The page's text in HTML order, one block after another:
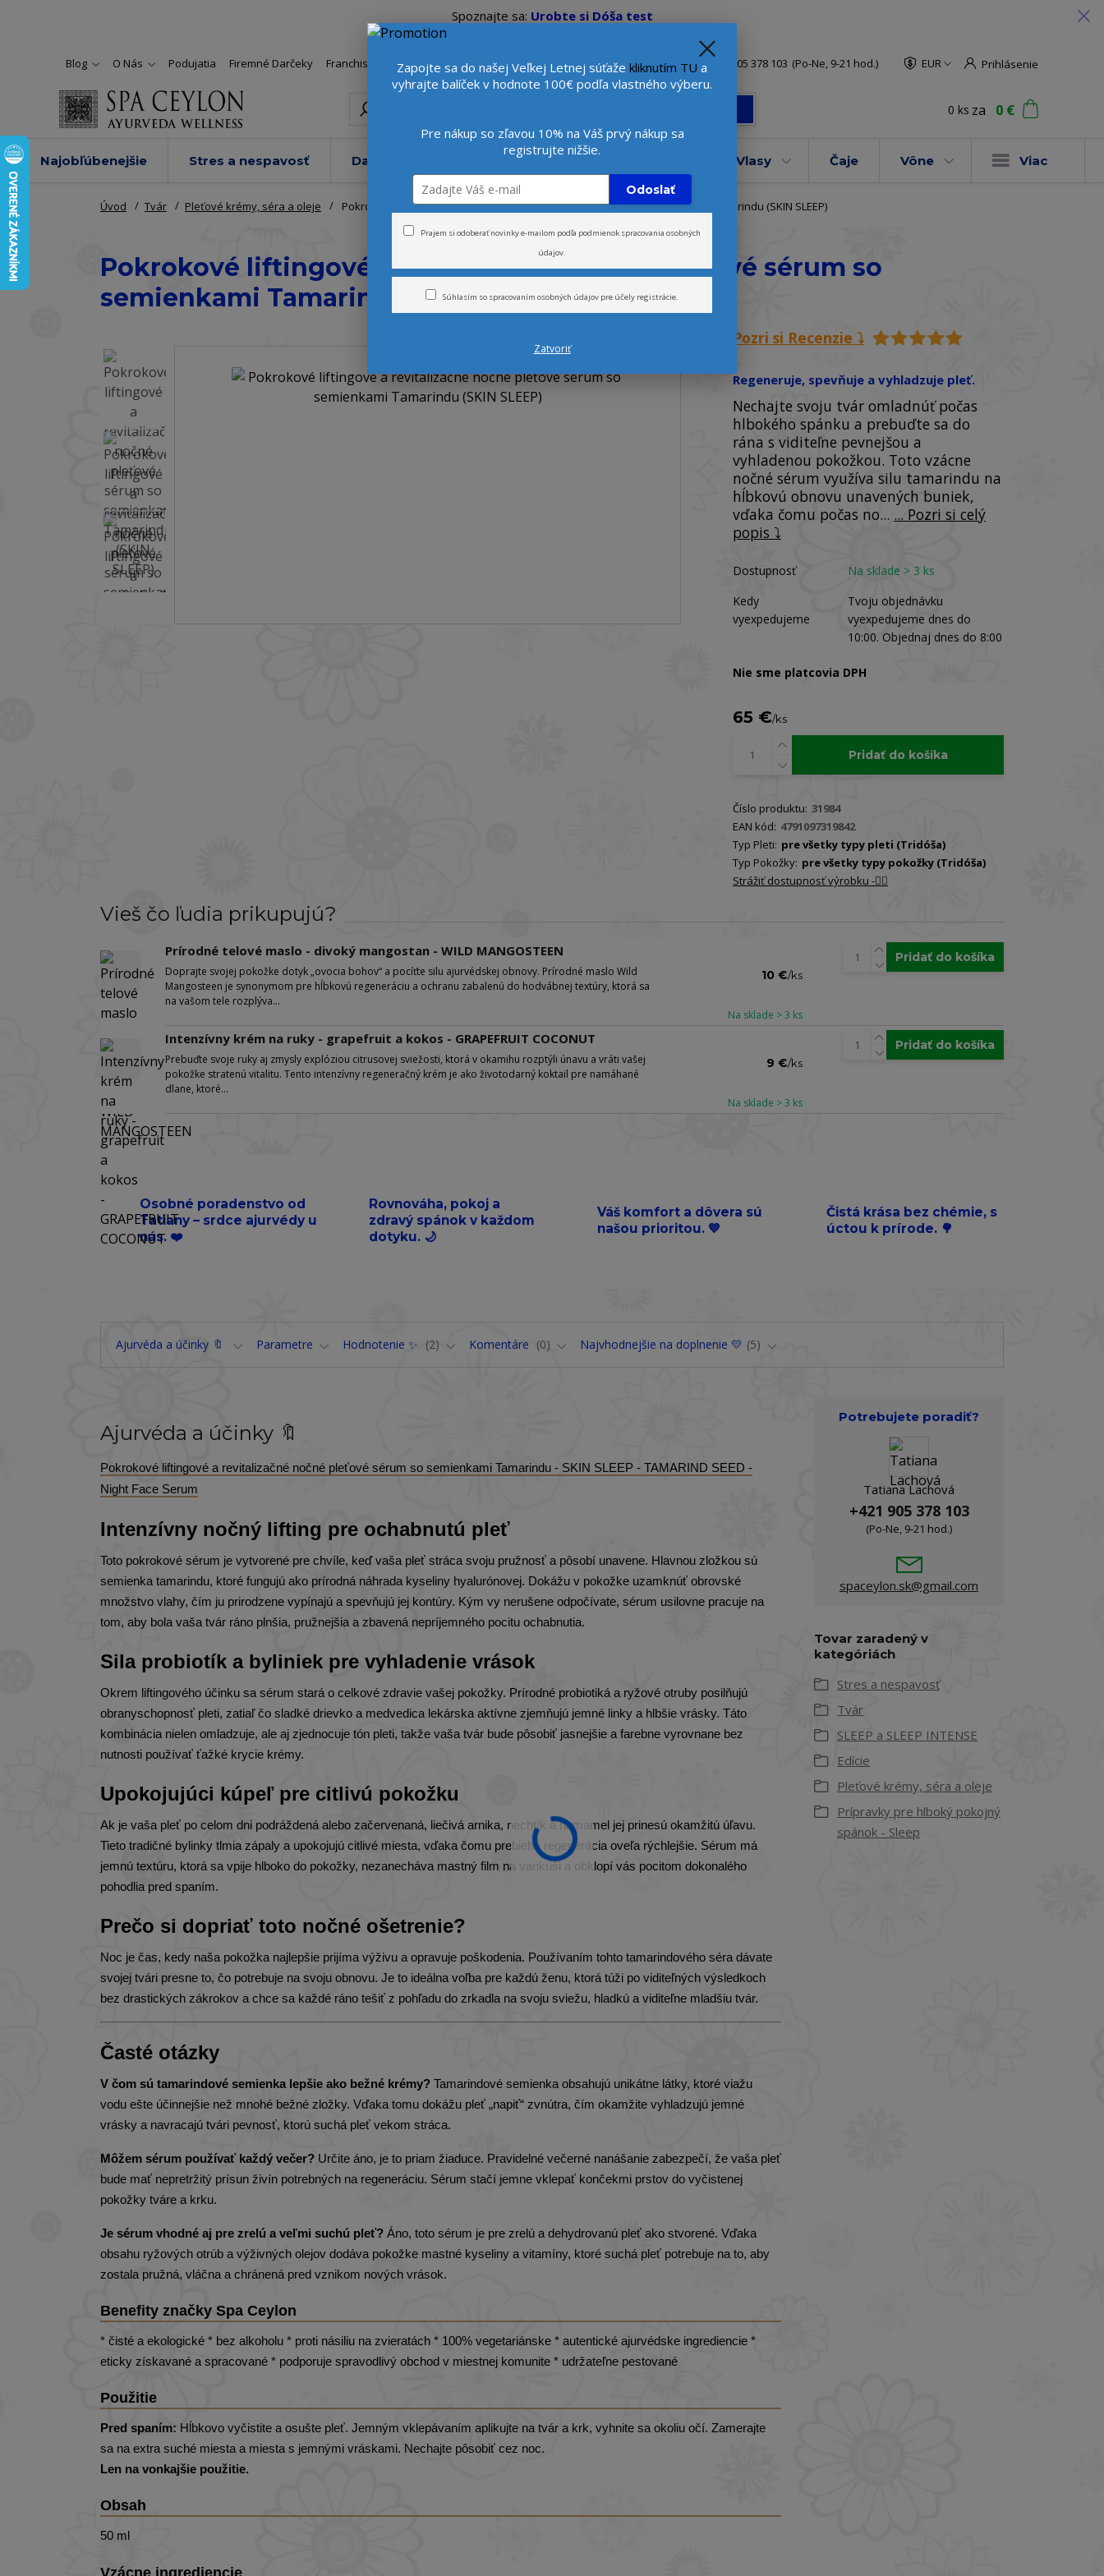
Spoznajte sa: Urobte si Dóša test
Blog O Nás Podujatia Firemné Darčeky Franchise Veľkoobchod Viac EUR Prihlásenie
Beauty konzultantka: +421 905 378 103 (Po-Ne, 9-21 hod.)
0 ks za 0 €
Najobľúbenejšie Stres a nespavosť Darčeky Novinky Tvár Vlasy Čaje Vône Viac
Úvod Tvár Pleťové krémy, séra a oleje Pokrokové liftingové a revitalizačné nočné pleťové sérum so semienkami Tamarindu (SKIN SLEEP)
Pokrokové liftingové a revitalizačné nočné pleťové sérum so
semienkami Tamarindu (SKIN SLEEP)
Pozri si Recenzie ⤵️
Regeneruje, spevňuje a vyhladzuje pleť.
Nechajte svoju tvár omladnúť počas
hlbokého spánku a prebuďte sa do
rána s viditeľne pevnejšou a
vyhladenou pokožkou. Toto vzácne
nočné sérum využíva silu tamarindu na
hĺbkovú obnovu unavených buniek,
vďaka čomu počas no... ... Pozri si celý
popis ⤵️
Dostupnosť
Na sklade > 3 ks
Kedy
vyexpedujeme
Tvoju objednávku
vyexpedujeme dnes do
10:00. Objednaj dnes do 8:00
Nie sme platcovia DPH
65 €/ks
Pridať do košíka
Číslo produktu: 31984
EAN kód: 4791097319842
Typ Pleti: pre všetky typy pleti (Tridóša)
Typ Pokožky: pre všetky typy pokožky (Tridóša)
Strážiť dostupnosť výrobku -🐕‍🦺
Vieš čo ľudia prikupujú?
Prírodné telové maslo - divoký mangostan - WILD MANGOSTEEN
Doprajte svojej pokožke dotyk „ovocia bohov“ a pocíťte silu ajurvédskej obnovy. Prírodné maslo Wild
Mangosteen je synonymom pre hĺbkovú regeneráciu a ochranu zabalenú do hodvábnej textúry, ktorá sa
na vašom tele rozplýva...
10 €/ks
Na sklade > 3 ks
Pridať do košíka
Intenzívny krém na ruky - grapefruit a kokos - GRAPEFRUIT COCONUT
Prebuďte svoje ruky aj zmysly explóziou citrusovej sviežosti, ktorá v okamihu rozptýli únavu a vráti vašej
pokožke stratenú vitalitu. Tento intenzívny regeneračný krém je ako životodarný koktail pre namáhané
dlane, ktoré...
9 €/ks
Na sklade > 3 ks
Pridať do košíka
Osobné poradenstvo od
Tatiany – srdce ajurvédy u
nás. ❤️
Rovnováha, pokoj a
zdravý spánok v každom
dotyku. 🌙
Váš komfort a dôvera sú
našou prioritou. 💙
Čistá krása bez chémie, s
úctou k prírode. 🌳
Ajurvéda a účinky 🔖 Parametre Hodnotenie ✨ 2 Komentáre 0 Najvhodnejšie na doplnenie 💛 5
Ajurvéda a účinky 🔖
Pokrokové liftingové a revitalizačné nočné pleťové sérum so semienkami Tamarindu - SKIN SLEEP - TAMARIND SEED -
Night Face Serum
Intenzívny nočný lifting pre ochabnutú pleť
Toto pokrokové sérum je vytvorené pre chvíle, keď vaša pleť stráca svoju pružnosť a pôsobí unavene. Hlavnou zložkou sú
semienka tamarindu, ktoré fungujú ako prírodná náhrada kyseliny hyalurónovej. Dokážu v pokožke uzamknúť obrovské
množstvo vlahy, čím ju prirodzene vypínajú a spevňujú jej kontúry. Kým vy nerušene odpočívate, sérum usilovne pracuje na
tom, aby bola vaša tvár ráno plnšia, pružnejšia a zbavená nepríjemného pocitu ochabnutia.
Sila probiotík a byliniek pre vyhladenie vrások
Okrem liftingového účinku sa sérum stará o celkové zdravie vašej pokožky. Prírodné probiotiká a ryžové otruby posilňujú
obranyschopnosť pleti, zatiaľ čo sladké drievko a medvedica lekárska aktívne zjemňujú jemné linky a hlbšie vrásky. Táto
kombinácia nielen omladzuje, ale aj zjednocuje tón pleti, takže vaša tvár bude pôsobiť jasnejšie a farebne vyrovnane bez
nutnosti používať ťažké krycie krémy.
Upokojujúci kúpeľ pre citlivú pokožku
Ak je vaša pleť po celom dni podráždená alebo začervenaná, liečivá arnika, nechtík a hamamel jej prinesú okamžitú úľavu.
Tieto tradičné bylinky tlmia zápaly a upokojujú citlivé miesta, vďaka čomu prebieha regenerácia oveľa rýchlejšie. Sérum má
jemnú textúru, ktorá sa vpije hlboko do pokožky, nezanecháva mastný film na vankúši a obklopí vás pocitom dokonalého
pohodlia pred spaním.
Prečo si dopriať toto nočné ošetrenie?
Noc je čas, kedy naša pokožka najlepšie prijíma výživu a opravuje poškodenia. Používaním tohto tamarindového séra dávate
svojej tvári presne to, čo potrebuje na svoju obnovu. Je to ideálna voľba pre každú ženu, ktorá túži po viditeľných výsledkoch
bez drastických zákrokov a chce sa každé ráno tešiť z pohľadu do zrkadla na svoju sviežu, hladkú a viditeľne mladšiu tvár.
Časté otázky
V čom sú tamarindové semienka lepšie ako bežné krémy? Tamarindové semienka obsahujú unikátne látky, ktoré viažu
vodu ešte účinnejšie než mnohé bežné zložky. Vďaka tomu dokážu pleť „napiť“ zvnútra, čím okamžite vyhladzujú jemné
vrásky a navracajú tvári pevnosť, ktorú suchá pleť vekom stráca.
Môžem sérum používať každý večer? Určite áno, je to priam žiaduce. Pravidelné večerné nanášanie zabezpečí, že vaša pleť
bude mať nepretržitý prísun živín potrebných na regeneráciu. Sérum stačí jemne vklepať končekmi prstov do vyčistenej
pokožky tváre a krku.
Je sérum vhodné aj pre zrelú a veľmi suchú pleť? Áno, toto sérum je pre zrelú a dehydrovanú pleť ako stvorené. Vďaka
obsahu ryžových otrúb a výživných olejov dodáva pokožke mastné kyseliny a vitamíny, ktoré suchá pleť potrebuje na to, aby
zostala pružná, vláčna a chránená pred vznikom nových vrások.
Benefity značky Spa Ceylon
* čisté a ekologické * bez alkoholu * proti násiliu na zvieratách * 100% vegetariánske * autentické ajurvédske ingrediencie *
eticky získavané a spracované * podporuje spravodlivý obchod v miestnej komunite * udržateľne pestované
Použitie
Pred spaním: Hĺbkovo vyčistite a osušte pleť. Jemným vklepávaním aplikujte na tvár a krk, vyhnite sa okoliu očí. Zamerajte
sa na extra suché miesta a miesta s jemnými vráskami. Nechajte pôsobiť cez noc.
Len na vonkajšie použitie.
Obsah
50 ml
Vzácne ingrediencie
Potrebujete poradiť?
Tatiana Lachová
+421 905 378 103
(Po-Ne, 9-21 hod.)
spaceylon.sk@gmail.com
Tovar zaradený v
kategóriách
Stres a nespavosť
Tvár
SLEEP a SLEEP INTENSE
Edície
Pleťové krémy, séra a oleje
Prípravky pre hlboký pokojný
spánok - Sleep
Zapojte sa do našej Veľkej Letnej súťaže kliknutím TU a
vyhrajte balíček v hodnote 100€ podľa vlastného výberu.
Pre nákup so zľavou 10% na Váš prvý nákup sa
registrujte nižšie.
Odoslať
Prajem si odoberať novinky e-mailom podľa podmienok spracovania osobných
údajov.
Súhlasím so spracovaním osobných údajov pre účely registrácie.
Zatvoriť